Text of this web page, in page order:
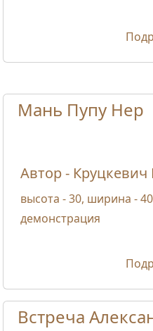
Мань Пупу Нер
Автор - Круцкевич
высота - 30, ширина -
демонстрация
Встреча